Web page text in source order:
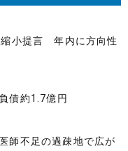
小提言 年内に方向性
債約1.7億円
師不足の過疎地で広が